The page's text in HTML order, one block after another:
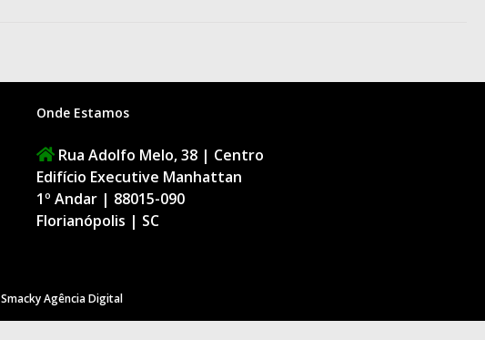
Onde Estamos
Rua Adolfo Melo, 38 | Centro
Edifício Executive Manhattan
1º Andar | 88015-090
Florianópolis | SC
Smacky Agência Digital